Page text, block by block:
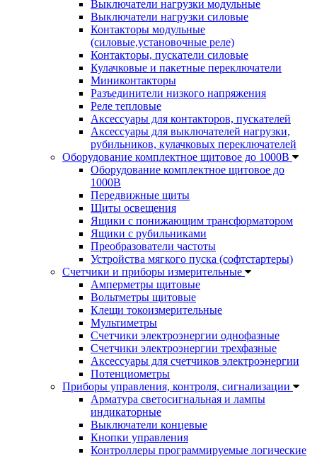
Выключатели нагрузки модульные
Выключатели нагрузки силовые
Контакторы модульные
(силовые,установочные реле)
Контакторы, пускатели силовые
Кулачковые и пакетные переключатели
Миниконтакторы
Разъединители низкого напряжения
Реле тепловые
Аксессуары для контакторов, пускателей
Аксессуары для выключателей нагрузки,
рубильников, кулачковых переключателей
Оборудование комплектное щитовое до 1000В
Оборудование комплектное щитовое до
1000В
Передвижные щиты
Щиты освещения
Ящики с понижающим трансформатором
Ящики с рубильниками
Преобразователи частоты
Устройства мягкого пуска (софтстартеры)
Счетчики и приборы измерительные
Амперметры щитовые
Вольтметры щитовые
Клещи токоизмерительные
Мультиметры
Счетчики электроэнергии однофазные
Счетчики электроэнергии трехфазные
Аксессуары для счетчиков электроэнергии
Потенциометры
Приборы управления, контроля, сигнализации
Арматура светосигнальная и лампы
индикаторные
Выключатели концевые
Кнопки управления
Контроллеры программируемые логические